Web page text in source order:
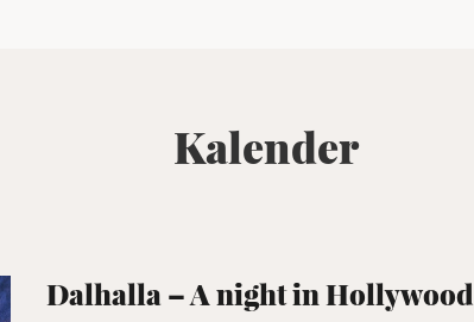
Kalender
Dalhalla – A night in Hollywood